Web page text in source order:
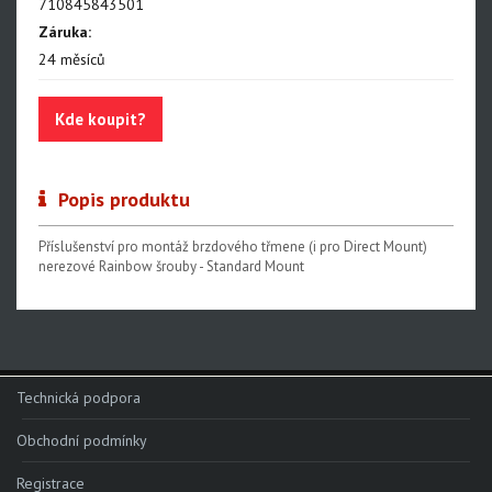
NX Eagle
SX Eagle
NX
X5
Force AXS E1
Rival AXS E1
Force XPLR AXS E1
710845843501
Záruka:
24 měsíců
Kde koupit?
Popis produktu
Příslušenství pro montáž brzdového třmene (i pro Direct Mount)
nerezové Rainbow šrouby - Standard Mount
Technická podpora
Obchodní podmínky
Registrace